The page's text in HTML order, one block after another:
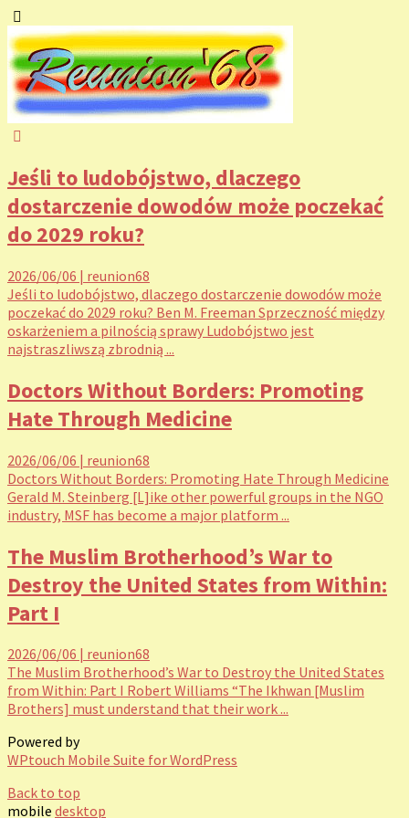
Jeśli to ludobójstwo, dlaczego
dostarczenie dowodów może poczekać
do 2029 roku?
2026/06/06 | reunion68
Jeśli to ludobójstwo, dlaczego dostarczenie dowodów może
poczekać do 2029 roku? Ben M. Freeman Sprzeczność między
oskarżeniem a pilnością sprawy Ludobójstwo jest
najstraszliwszą zbrodnią ...
Doctors Without Borders: Promoting
Hate Through Medicine
2026/06/06 | reunion68
Doctors Without Borders: Promoting Hate Through Medicine
Gerald M. Steinberg [L]ike other powerful groups in the NGO
industry, MSF has become a major platform ...
The Muslim Brotherhood’s War to
Destroy the United States from Within:
Part I
2026/06/06 | reunion68
The Muslim Brotherhood’s War to Destroy the United States
from Within: Part I Robert Williams “The Ikhwan [Muslim
Brothers] must understand that their work ...
Powered by
WPtouch Mobile Suite for WordPress
Back to top
mobile desktop